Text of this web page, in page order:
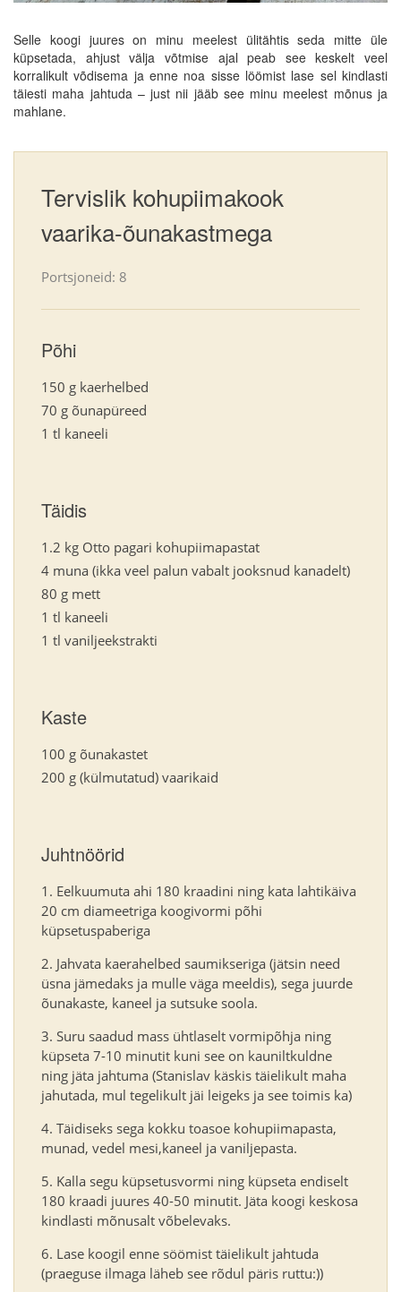
Selle koogi juures on minu meelest ülitähtis seda mitte üle
küpsetada, ahjust välja võtmise ajal peab see keskelt veel
korralikult võdisema ja enne noa sisse löömist lase sel kindlasti
täiesti maha jahtuda – just nii jääb see minu meelest mõnus ja
mahlane.
Tervislik kohupiimakook
vaarika-õunakastmega
Portsjoneid: 8
Põhi
150 g kaerhelbed
70 g õunapüreed
1 tl kaneeli
Täidis
1.2 kg Otto pagari kohupiimapastat
4 muna (ikka veel palun vabalt jooksnud kanadelt)
80 g mett
1 tl kaneeli
1 tl vaniljeekstrakti
Kaste
100 g õunakastet
200 g (külmutatud) vaarikaid
Juhtnöörid
Eelkuumuta ahi 180 kraadini ning kata lahtikäiva
20 cm diameetriga koogivormi põhi
küpsetuspaberiga
Jahvata kaerahelbed saumikseriga (jätsin need
üsna jämedaks ja mulle väga meeldis), sega juurde
õunakaste, kaneel ja sutsuke soola.
Suru saadud mass ühtlaselt vormipõhja ning
küpseta 7-10 minutit kuni see on kauniltkuldne
ning jäta jahtuma (Stanislav käskis täielikult maha
jahutada, mul tegelikult jäi leigeks ja see toimis ka)
Täidiseks sega kokku toasoe kohupiimapasta,
munad, vedel mesi,kaneel ja vaniljepasta.
Kalla segu küpsetusvormi ning küpseta endiselt
180 kraadi juures 40-50 minutit. Jäta koogi keskosa
kindlasti mõnusalt võbelevaks.
Lase koogil enne söömist täielikult jahtuda
(praeguse ilmaga läheb see rõdul päris ruttu:))